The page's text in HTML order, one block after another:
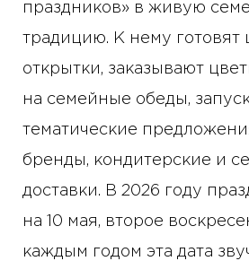
праздников» в живую
традицию. К нему готовят
открытки, заказывают
на семейные обеды,
тематические
бренды, кондитерские и
доставки. В 2026 году
на 10 мая, второе
каждым годом эта дата